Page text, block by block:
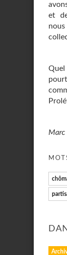
et
Quel
Marc